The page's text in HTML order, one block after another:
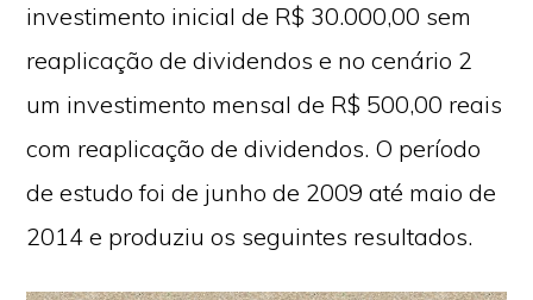
investimento inicial de R$ 30.000,00 sem
reaplicação de dividendos e no cenário 2
um investimento mensal de R$ 500,00 reais
com reaplicação de dividendos. O período
de estudo foi de junho de 2009 até maio de
2014 e produziu os seguintes resultados.